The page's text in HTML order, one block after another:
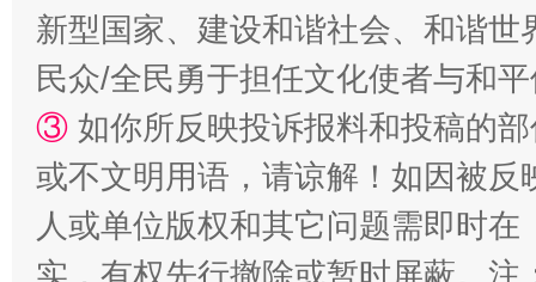
新型国家、建设和谐社会、和谐
民众/全民勇于担任文化使者与和
③ 如你所反映投诉报料和投稿的
或不文明用语，请谅解！如因被
人或单位版权和其它问题需即时在
实，有权先行撤除或暂时屏蔽。